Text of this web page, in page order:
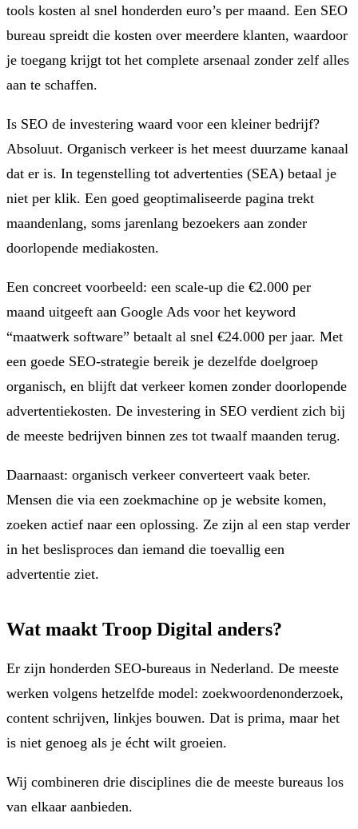
tools kosten al snel honderden euro’s per maand. Een SEO
bureau spreidt die kosten over meerdere klanten, waardoor
je toegang krijgt tot het complete arsenaal zonder zelf alles
aan te schaffen.
Is SEO de investering waard voor een kleiner bedrijf?
Absoluut. Organisch verkeer is het meest duurzame kanaal
dat er is. In tegenstelling tot advertenties (SEA) betaal je
niet per klik. Een goed geoptimaliseerde pagina trekt
maandenlang, soms jarenlang bezoekers aan zonder
doorlopende mediakosten.
Een concreet voorbeeld: een scale-up die €2.000 per
maand uitgeeft aan Google Ads voor het keyword
“maatwerk software” betaalt al snel €24.000 per jaar. Met
een goede SEO-strategie bereik je dezelfde doelgroep
organisch, en blijft dat verkeer komen zonder doorlopende
advertentiekosten. De investering in SEO verdient zich bij
de meeste bedrijven binnen zes tot twaalf maanden terug.
Daarnaast: organisch verkeer converteert vaak beter.
Mensen die via een zoekmachine op je website komen,
zoeken actief naar een oplossing. Ze zijn al een stap verder
in het beslisproces dan iemand die toevallig een
advertentie ziet.
Wat maakt Troop Digital anders?
Er zijn honderden SEO-bureaus in Nederland. De meeste
werken volgens hetzelfde model: zoekwoordenonderzoek,
content schrijven, linkjes bouwen. Dat is prima, maar het
is niet genoeg als je écht wilt groeien.
Wij combineren drie disciplines die de meeste bureaus los
van elkaar aanbieden.